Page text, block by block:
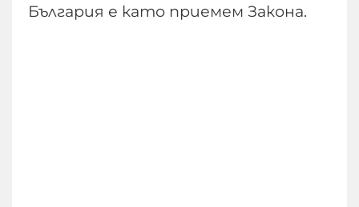
България е като приемем Закона.